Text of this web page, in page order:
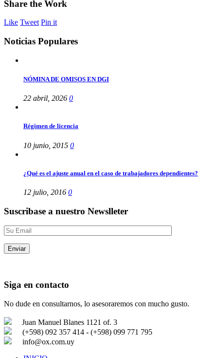
Share the Work
Like Tweet Pin it
Noticias Populares
NÓMINA DE OMISOS EN DGI
22 abril, 2026 0
Régimen de licencia
10 junio, 2015 0
¿Qué es el ajuste anual en el caso de trabajadores dependientes?
12 julio, 2016 0
Suscribase a nuestro Newslleter
Siga en contacto
No dude en consultarnos, lo asesoraremos con mucho gusto.
Juan Manuel Blanes 1121 of. 3
(+598) 092 357 414 - (+598) 099 771 795
info@ox.com.uy